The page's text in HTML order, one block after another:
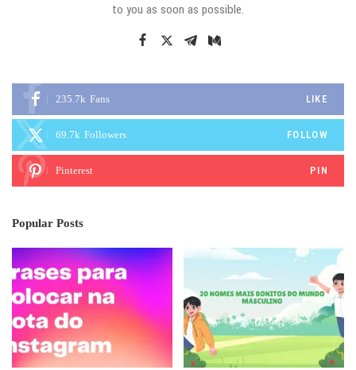
to you as soon as possible.
235.7k Fans LIKE
69.7k Followers FOLLOW
Pinterest PIN
Popular Posts